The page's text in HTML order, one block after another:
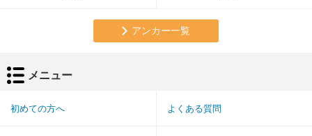
アンカー一覧
メニュー
初めての方へ よくある質問